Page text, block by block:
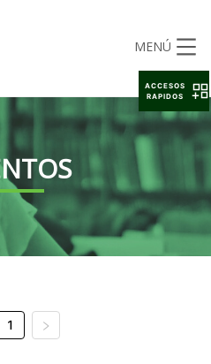
MENÚ
1
ACCESOS
RAPIDOS